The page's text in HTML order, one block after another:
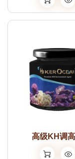
高级KH调